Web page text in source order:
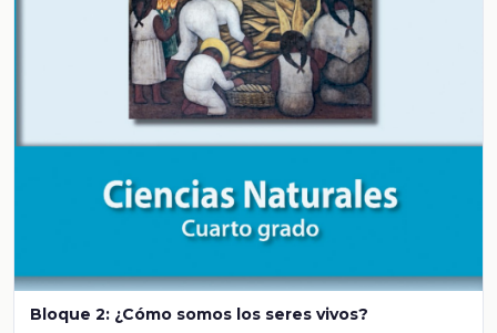
Bloque 2: ¿Cómo somos los seres vivos?